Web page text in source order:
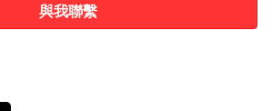
與我聯繫